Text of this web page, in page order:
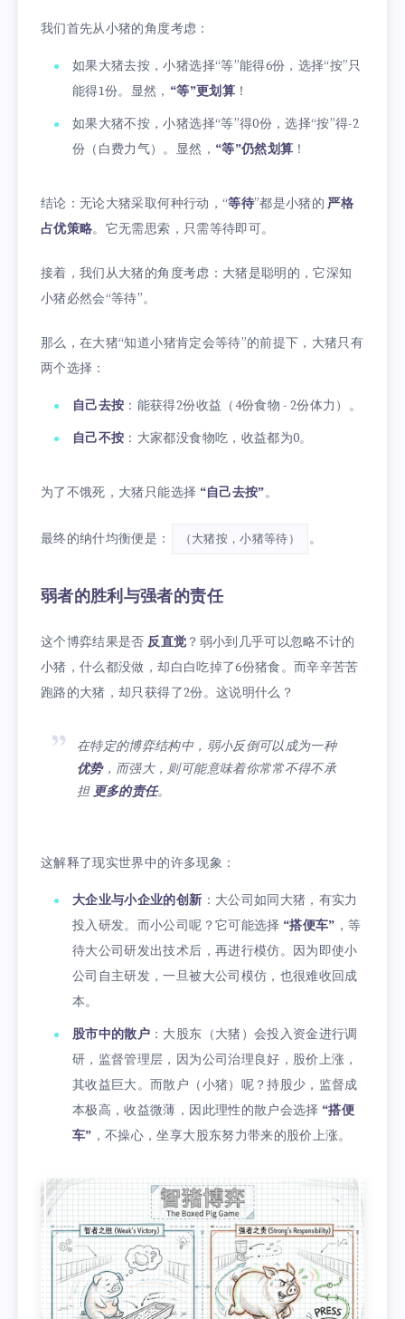
我们首先从小猪的角度考虑：
如果大猪去按，小猪选择“等”能得6份，选择“按”只
能得1份。显然， “等”更划算！
如果大猪不按，小猪选择“等”得0份，选择“按”得-2
份（白费力气）。显然， “等”仍然划算 ！
结论：无论大猪采取何种行动，“等待”都是小猪的严格
占优策略。它无需思索，只需等待即可。
接着，我们从大猪的角度考虑：大猪是聪明的，它深知
小猪必然会“等待”。
那么，在大猪“知道小猪肯定会等待”的前提下，大猪只有
两个选择：
自己去按 ：能获得2份收益（4份食物 - 2份体力）。
自己不按 ：大家都没食物吃，收益都为0。
为了不饿死，大猪只能选择 “自己去按”。
最终的纳什均衡便是： （大猪按，小猪等待） 。
弱者的胜利与强者的责任
这个博弈结果是否反直觉 ？弱小到几乎可以忽略不计的
小猪，什么都没做，却白白吃掉了6份猪食。而辛辛苦苦
跑路的大猪，却只获得了2份。这说明什么？
在特定的博弈结构中，弱小反倒可以成为一种
优势，而强大，则可能意味着你常常不得不承
担更多的责任。
这解释了现实世界中的许多现象：
大企业与小企业的创新 ：大公司如同大猪，有实力
投入研发。而小公司呢？它可能选择 “搭便车” ，等
待大公司研发出技术后，再进行模仿。因为即使小
公司自主研发，一旦被大公司模仿，也很难收回成
本。
股市中的散户 ：大股东（大猪）会投入资金进行调
研，监督管理层，因为公司治理良好，股价上涨，
其收益巨大。而散户（小猪）呢？持股少，监督成
本极高，收益微薄，因此理性的散户会选择 “搭便
车” ，不操心，坐享大股东努力带来的股价上涨。